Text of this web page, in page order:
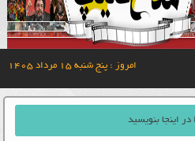
امروز : پنج شنبه ۱۵ مرداد ۱۴۰۵